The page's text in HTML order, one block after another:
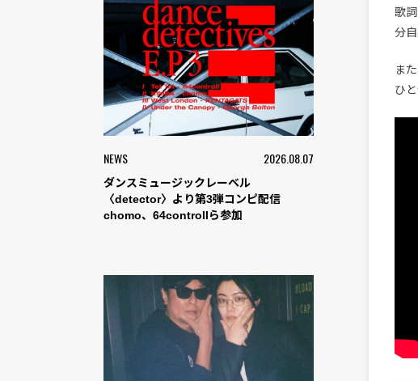
NEWS 2026.08.07
ダンスミュージックレーベル
〈detector〉より第3弾コンピ配信
chomo、64controllら参加
歌
分
ま
ひ